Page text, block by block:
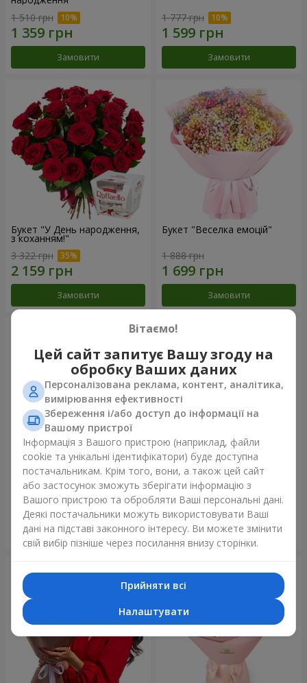
1 510 грн
Замовити
1 777 грн
Замовити
Букет "У День народження,
з коханням!"
3 322 грн
Замовити
Букет "Веселка емоцій"
1 888 грн
Замовити
Квіти в коробці "Щастя не
оминеш"
1 599 грн
Замовити
Букет в упаковці "21
червона троянда!"
2 499 грн
Замовити
Вітаємо!
Цей сайт запитує Вашу згоду на
обробку Ваших даних
Персоналізована реклама, контент, аналітика,
вимірювання ефективності
Збереження і/або доступ до інформації на
Вашому пристрої
Інформація з Вашого пристрою (наприклад, файли
cookie та унікальні ідентифікатори) буде доступна
постачальникам. Крім того, вони, а також цей сайт
або застосунок зможуть зберігати інформацію з
Вашого пристрою та обробляти Ваші персональні дані.
Деякі постачальники можуть використовувати Ваші
дані на підставі законного інтересу. Ви можете змінити
свій вибір пізніше через посилання внизу сторінки.
Прийняти всі
Налаштувати